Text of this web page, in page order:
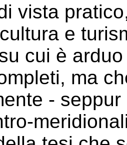
vista
e
cui è
ma
-